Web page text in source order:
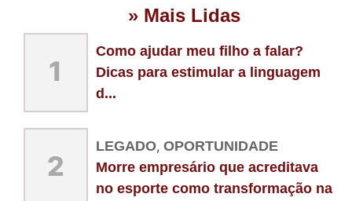
» Mais Lidas
1
Como ajudar meu filho a falar?
Dicas para estimular a linguagem
d...
2
LEGADO, OPORTUNIDADE
Morre empresário que acreditava
no esporte como transformação na